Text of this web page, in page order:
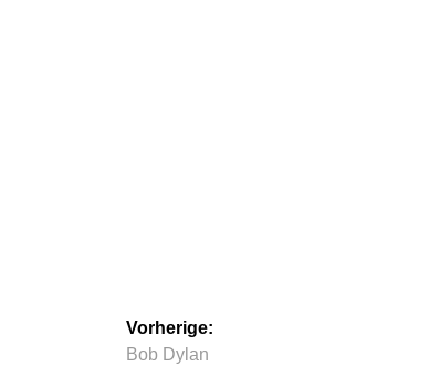
Beitragsnavigation
Vorherige:
Vorheriger
Bob Dylan